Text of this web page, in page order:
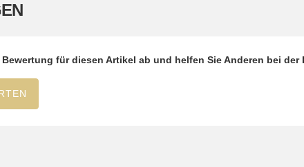
Bewertung für diesen Artikel ab und helfen Sie Anderen bei